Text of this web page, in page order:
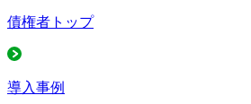
債権者トップ
導入事例